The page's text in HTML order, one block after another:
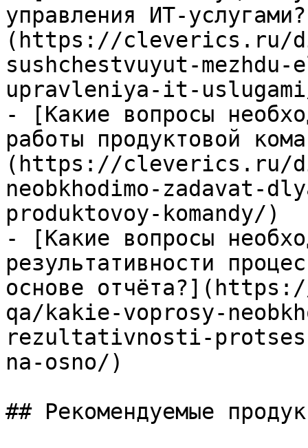
управления ИТ-
(https://cleverics.ru/
sushchestvuyut-
upravleniya-it-
- [Какие вопросы
работы продуктовой
(https://cleverics.ru/
neobkhodimo-zadavat-
produktovoy-komandy/)
- [Какие вопросы
результативности
основе
qa/kakie-voprosy-
rezultativnosti-
na-osno/)
## Рекомендуемые